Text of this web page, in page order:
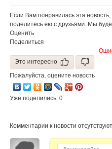
Если Вам понравилась эта
поделитесь ею с друзьями. Мы
Оценить
Поделиться
Это интересно
Пожалуйста, оцените новость
Уже поделились: 0
Комментарии к новости отсутствуют